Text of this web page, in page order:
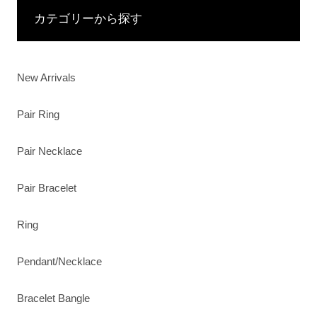
カテゴリーから探す
New Arrivals
Pair Ring
Pair Necklace
Pair Bracelet
Ring
Pendant/Necklace
Bracelet Bangle